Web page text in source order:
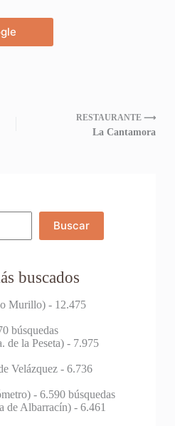
RESTAURANTE ⟶
La Cantamora
Buscar
buscados
Murillo)- 12.475
búsquedas
de la Peseta)- 7.975
Velázquez- 6.736
- 6.590 búsquedas
de Albarracín)- 6.461